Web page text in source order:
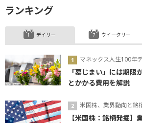
ランキング
デイリー
マネックス人生100年
「墓じまい」には期限
とかかる費用を解説
米国株、業界動向と銘
【米国株：銘柄発掘】
ウイークリー